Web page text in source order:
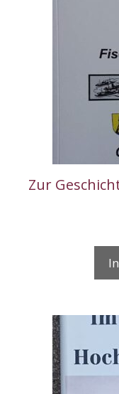
Zur